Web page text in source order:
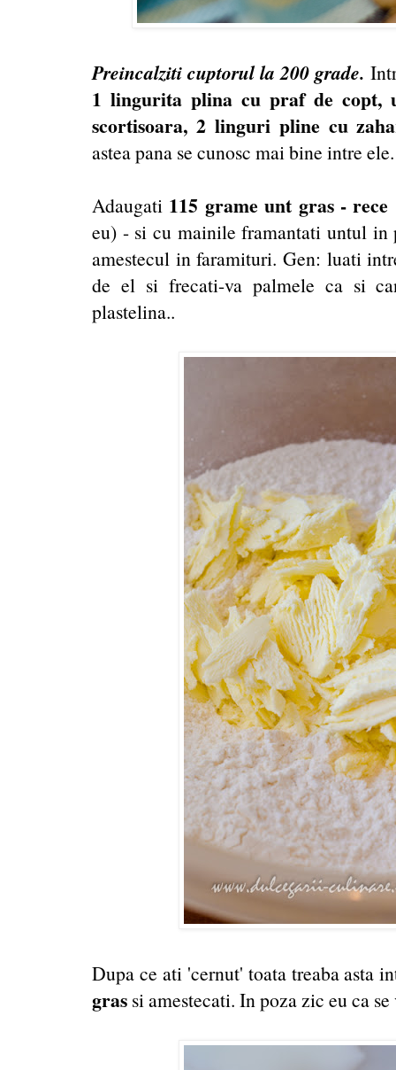
Preincalziti cuptorul la 200 grade.
1 lingurita plina cu praf de copt,
scortisoara, 2 linguri pline cu
astea pana se cunosc mai bine intre ele.
Adaugati 115 grame unt gras - rece
eu) - si cu mainile framantati untul in
amestecul in faramituri. Gen: luati
de el si frecati-va palmele ca si
plastelina..
Dupa ce ati 'cernut' toata treaba asta
gras si amestecati. In poza zic eu ca